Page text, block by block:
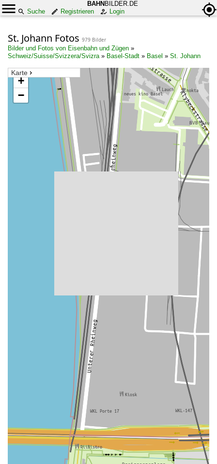
BAHN BILDER.DE
Suche
Registrieren Login
St. Johann Fotos 979 Bilder
Bilder und Fotos von Eisenbahn und Zügen »
Schweiz/Suisse/Svizzera/Svizra» Basel-Stadt » Basel » St. Johann
Karte
+
−